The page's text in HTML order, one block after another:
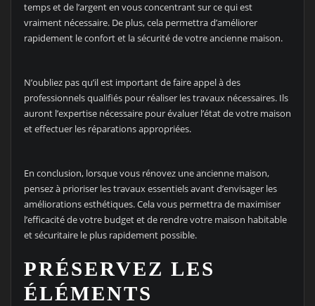
temps et de l’argent en vous concentrant sur ce qui est
vraiment nécessaire. De plus, cela permettra d’améliorer
rapidement le confort et la sécurité de votre ancienne maison.
N’oubliez pas qu’il est important de faire appel à des
professionnels qualifiés pour réaliser les travaux nécessaires. Ils
auront l’expertise nécessaire pour évaluer l’état de votre maison
et effectuer les réparations appropriées.
En conclusion, lorsque vous rénovez une ancienne maison,
pensez à prioriser les travaux essentiels avant d’envisager les
améliorations esthétiques. Cela vous permettra de maximiser
l’efficacité de votre budget et de rendre votre maison habitable
et sécuritaire le plus rapidement possible.
PRÉSERVEZ LES
ÉLÉMENTS